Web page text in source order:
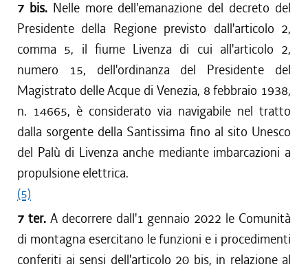
7 bis. Nelle more dell'emanazione del decreto del
Presidente della Regione previsto dall'articolo 2,
comma 5, il fiume Livenza di cui all'articolo 2,
numero 15, dell'ordinanza del Presidente del
Magistrato delle Acque di Venezia, 8 febbraio 1938,
n. 14665, è considerato via navigabile nel tratto
dalla sorgente della Santissima fino al sito Unesco
del Palù di Livenza anche mediante imbarcazioni a
propulsione elettrica.
(5)
7 ter. A decorrere dall'1 gennaio 2022 le Comunità
di montagna esercitano le funzioni e i procedimenti
conferiti ai sensi dell'articolo 20 bis, in relazione al